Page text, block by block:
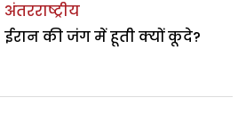
अंतरराष्ट्रीय
ईरान की जंग में हूती क्यों कूदे?